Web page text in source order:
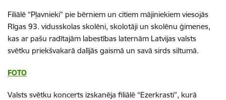
Filiālē “Pļavnieki” pie bērniem un citiem mājiniekiem viesojās
Rīgas 93. vidusskolas skolēni, skolotāji un skolēnu ģimenes,
kas ar pašu radītajām labestības laternām Latvijas valsts
svētku priekšvakarā dalījās gaismā un savā sirds siltumā.
FOTO
Valsts svētku koncerts izskanēja filiālē “Ezerkrasti”, kurā